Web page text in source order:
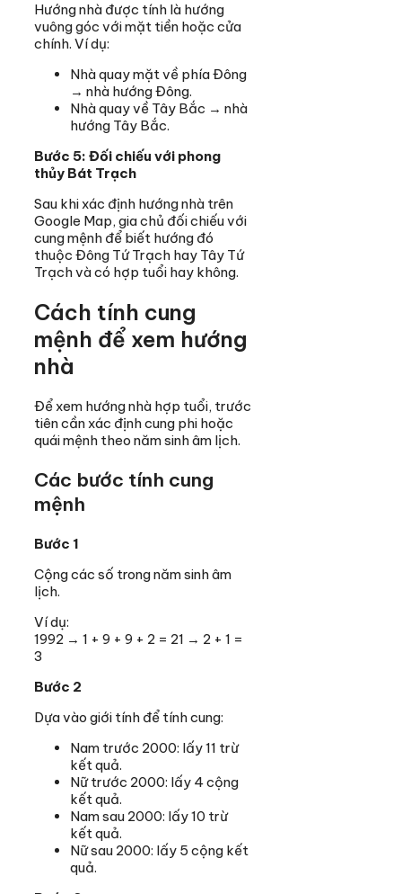
Hướng nhà được tính là hướng
vuông góc với mặt tiền hoặc cửa
chính. Ví dụ:
Nhà quay mặt về phía Đông
→ nhà hướng Đông.
Nhà quay về Tây Bắc → nhà
hướng Tây Bắc.
Bước 5: Đối chiếu với phong
thủy Bát Trạch
Sau khi xác định hướng nhà trên
Google Map, gia chủ đối chiếu với
cung mệnh để biết hướng đó
thuộc Đông Tứ Trạch hay Tây Tứ
Trạch và có hợp tuổi hay không.
Cách tính cung
mệnh để xem hướng
nhà
Để xem hướng nhà hợp tuổi, trước
tiên cần xác định cung phi hoặc
quái mệnh theo năm sinh âm lịch.
Các bước tính cung
mệnh
Bước 1
Cộng các số trong năm sinh âm
lịch.
Ví dụ:
1992 → 1 + 9 + 9 + 2 = 21 → 2 + 1 =
3
Bước 2
Dựa vào giới tính để tính cung:
Nam trước 2000: lấy 11 trừ
kết quả.
Nữ trước 2000: lấy 4 cộng
kết quả.
Nam sau 2000: lấy 10 trừ
kết quả.
Nữ sau 2000: lấy 5 cộng kết
quả.